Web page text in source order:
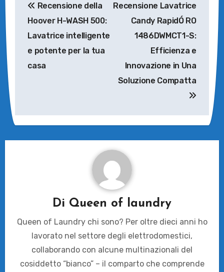
articoli
Recensione della
Hoover H-WASH 500:
Lavatrice intelligente
e potente per la tua
casa
Recensione Lavatrice
Candy RapidÓ RO
1486DWMCT1-S:
Efficienza e
Innovazione in Una
Soluzione Compatta
Di Queen of laundry
Queen of Laundry chi sono? Per oltre dieci anni ho
lavorato nel settore degli elettrodomestici,
collaborando con alcune multinazionali del
cosiddetto “bianco” – il comparto che comprende